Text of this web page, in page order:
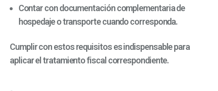
Contar con documentación complementaria de
hospedaje o transporte cuando corresponda.
Cumplir con estos requisitos es indispensable para
aplicar el tratamiento fiscal correspondiente.